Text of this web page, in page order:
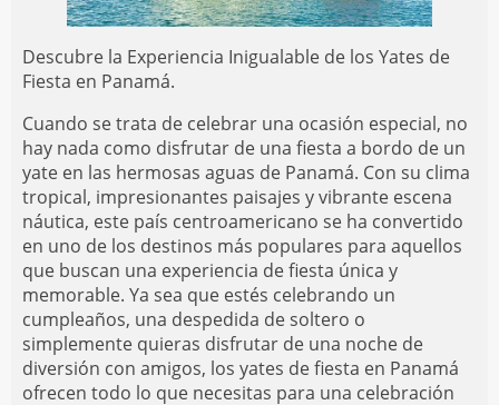
Descubre la Experiencia Inigualable de los Yates de
Fiesta en Panamá.
Cuando se trata de celebrar una ocasión especial, no
hay nada como disfrutar de una fiesta a bordo de un
yate en las hermosas aguas de Panamá. Con su clima
tropical, impresionantes paisajes y vibrante escena
náutica, este país centroamericano se ha convertido
en uno de los destinos más populares para aquellos
que buscan una experiencia de fiesta única y
memorable. Ya sea que estés celebrando un
cumpleaños, una despedida de soltero o
simplemente quieras disfrutar de una noche de
diversión con amigos, los yates de fiesta en Panamá
ofrecen todo lo que necesitas para una celebración